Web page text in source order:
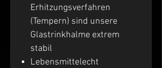
Erhitzungsverfahren
(Tempern) sind unsere
Glastrinkhalme extrem
stabil
Lebensmittelecht